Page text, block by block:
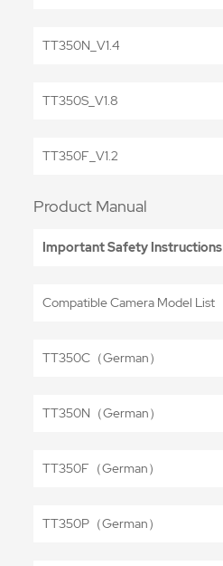
TT350N_V1.4
TT350S_V1.8
TT350F_V1.2
Product Manual
Important Safety
Compatible Camera Model List
TT350C（German）
TT350N（German）
TT350F（German）
TT350P（German）